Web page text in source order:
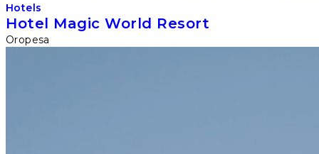
Hotels
Hotel Magic World Resort
Oropesa